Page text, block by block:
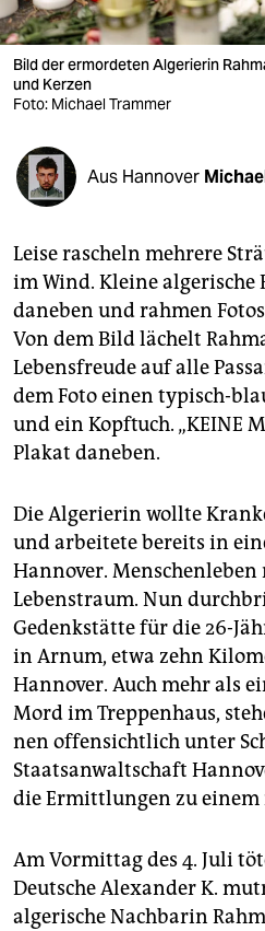
shop
fragen & hilfe
unterstützen
abo
genossenschaft
epaper login
Bild der ermordeten Algerierin
und Kerzen
Foto: Michael Trammer
Aus Hannover
Leise rascheln mehrere
im Wind. Kleine algerische
daneben und rahmen
Von dem Bild lächelt
Lebensfreude auf alle
dem Foto einen typisch-
und ein Kopftuch. „KEINE
Plakat daneben.
Die Algerierin wollte
und arbeitete bereits in
Hannover.
Lebenstraum. Nun
Gedenkstätte für die 26-
in Arnum, etwa zehn
Hannover. Auch mehr als
Mord im Treppenhaus,
nen offensichtlich unter
Staatsanwaltschaft
die Ermittlungen zu einem
Am Vormittag des 4. Juli
Deutsche Alexander K.
algerische Nachbarin